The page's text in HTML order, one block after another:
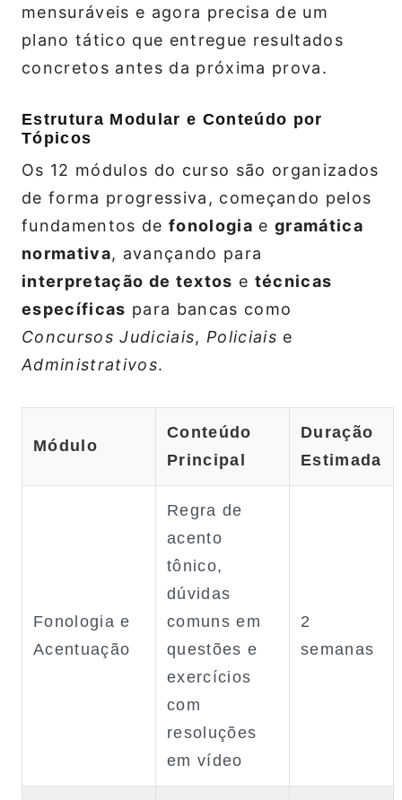
mensuráveis e agora precisa de um
plano tático que entregue resultados
concretos antes da próxima prova.
Estrutura Modular e Conteúdo por
Tópicos
Os 12 módulos do curso são organizados
de forma progressiva, começando pelos
fundamentos de fonologia e gramática
normativa, avançando para
interpretação de textos e técnicas
específicas para bancas como
Concursos Judiciais, Policiais e
Administrativos.
Módulo
Conteúdo
Principal
Duração
Estimada
Fonologia e
Acentuação
Regra de
acento
tônico,
dúvidas
comuns em
questões e
exercícios
com
resoluções
em vídeo
2
semanas